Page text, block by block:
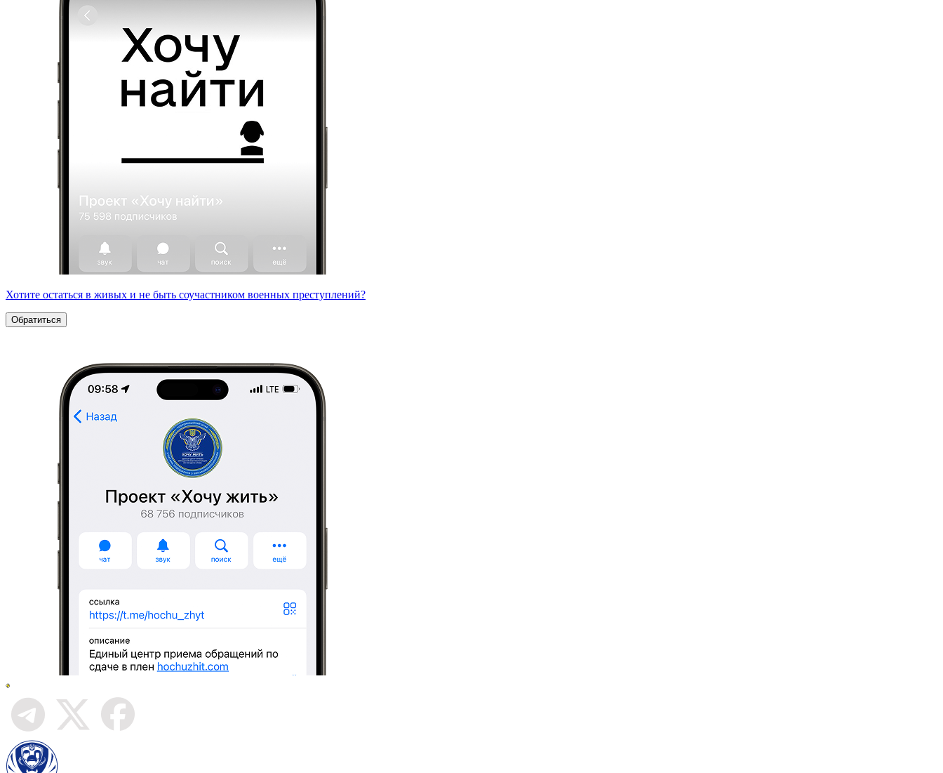
Хотите остаться в живых и не быть соучастником военных преступлений?
Обратиться